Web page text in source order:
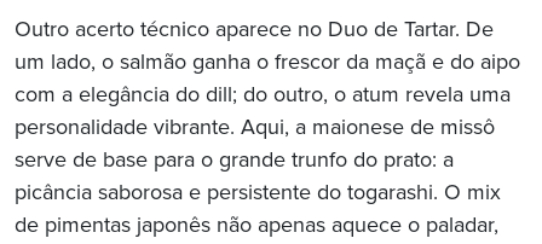
Outro acerto técnico aparece no Duo de Tartar. De
um lado, o salmão ganha o frescor da maçã e do aipo
com a elegância do dill; do outro, o atum revela uma
personalidade vibrante. Aqui, a maionese de missô
serve de base para o grande trunfo do prato: a
picância saborosa e persistente do togarashi. O mix
de pimentas japonês não apenas aquece o paladar,